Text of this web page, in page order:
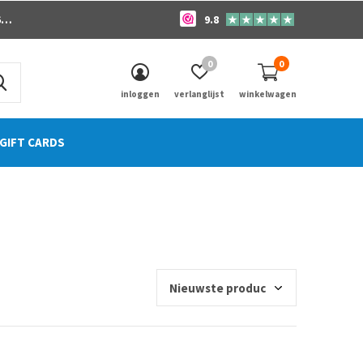
GIFT CARDS
inloggen verlanglijst
0
winkelwagen
0
9.8